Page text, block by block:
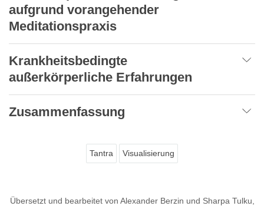
aufgrund vorangehender
Meditationspraxis
Krankheitsbedingte
außerkörperliche Erfahrungen
Zusammenfassung
Tantra Visualisierung
Übersetzt und bearbeitet von Alexander Berzin und Sharpa Tulku,